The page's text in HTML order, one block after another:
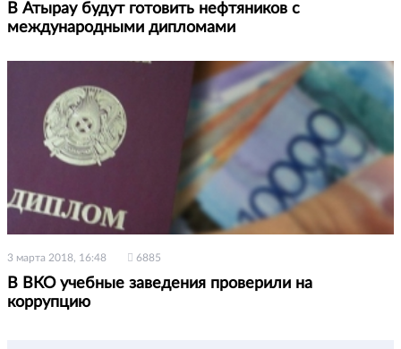
В Атырау будут готовить нефтяников с
международными дипломами
3 марта 2018, 16:48 6885
В ВКО учебные заведения проверили на
коррупцию